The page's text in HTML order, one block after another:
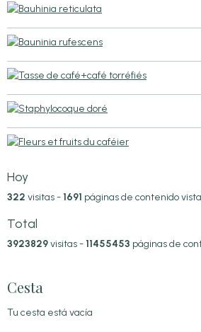
Hoy
322 visitas - 1691 páginas de contenido
Total
3923829visitas - 11455453 páginas de
Cesta
Tu cesta está vacía